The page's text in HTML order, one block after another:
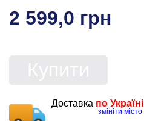
2 599,0 грн
Доставка по Україні
змініти місто